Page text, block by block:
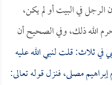
في البيت أو لم يكن،
الله ذلك، وفي الصحيح أن
في ثلاث: قلت لنبي الله عليه
مصلى، فنزل قوله تعالى: